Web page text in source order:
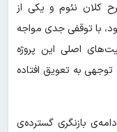
کلان نئوم و یکی از
۲۰۳۰ معرفی شده بود، با توقفی جدی مواجه
اصلی این پروژه
قابل توجهی به تعویق افتاده
بازنگری گسترده‌ی